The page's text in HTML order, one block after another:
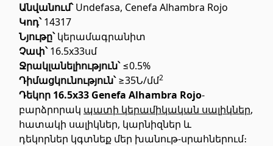
Լամինատե հատակներ
Փայտե մանրահատակ (3)
Բամբուկե հատակներ
Հատակ բնական խցանից
Բոլորը
Պատերի երեսապատում
Անվանում՝Undefasa, Cenefa Alhambra Rojo
Կոդ՝ 14317
Նյութը՝կերամագրանիտ
Չափ՝16.5x33սմ
Ջրակլանելիություն՝≤0.5%
Դիմացկունություն՝≥35Ն/մմ2
Դեկոր 16.5x33 Genefa Alhambra Rojo-
բարձրորակ պատի կերամիկական սալիկներ,
հատակի սալիկներ, կարնիզներ և
դեկորներ կգտնեք մեր խանութ-սրահներում։